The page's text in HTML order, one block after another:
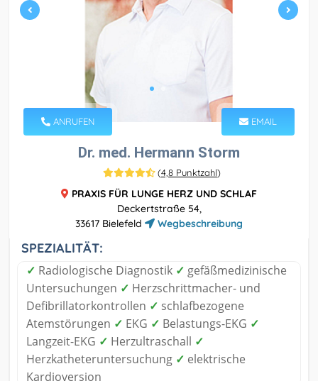
ANRUFEN EMAIL
Dr. med. Hermann Storm
(4,8 Punktzahl)
PRAXIS FÜR LUNGE HERZ UND SCHLAF
Deckertstraße 54,
33617 Bielefeld
Wegbeschreibung
SPEZIALITÄT:
✓ Radiologische Diagnostik ✓ gefäßmedizinische
Untersuchungen ✓ Herzschrittmacher- und
Defibrillatorkontrollen ✓ schlafbezogene
Atemstörungen ✓ EKG ✓ Belastungs-EKG ✓
Langzeit-EKG ✓ Herzultraschall ✓
Herzkatheteruntersuchung ✓ elektrische
Kardioversion